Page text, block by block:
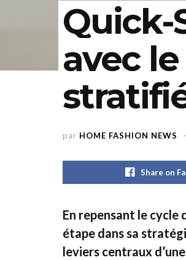
Quick-
avec
par HOME FASHION NEWS
Share on
En repensant le cycle
étape dans sa
leviers centraux